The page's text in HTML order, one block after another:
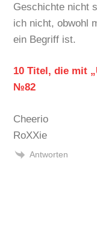
Geschichte nicht
ich nicht, obwohl
ein Begriff ist.
10 Titel, die mit
№82
Cheerio
RoXXie
Antworten